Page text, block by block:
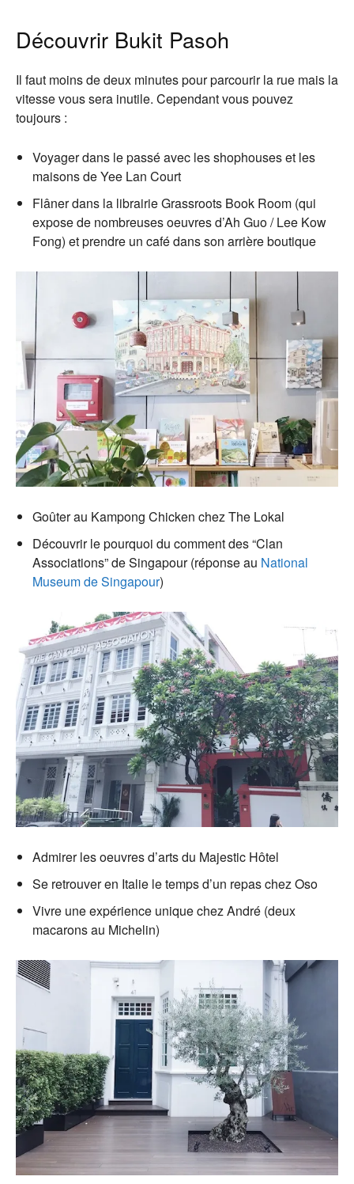
Découvrir Bukit Pasoh
Il faut moins de deux minutes pour parcourir la rue mais la
vitesse vous sera inutile. Cependant vous pouvez
toujours :
Voyager dans le passé avec les shophouses et les
maisons de Yee Lan Court
Flâner dans la librairie Grassroots Book Room (qui
expose de nombreuses oeuvres d’Ah Guo / Lee Kow
Fong) et prendre un café dans son arrière boutique
Goûter au Kampong Chicken chez The Lokal
Découvrir le pourquoi du comment des “Clan
Associations” de Singapour (réponse au National
Museum de Singapour)
Admirer les oeuvres d’arts du Majestic Hôtel
Se retrouver en Italie le temps d’un repas chez Oso
Vivre une expérience unique chez André (deux
macarons au Michelin)